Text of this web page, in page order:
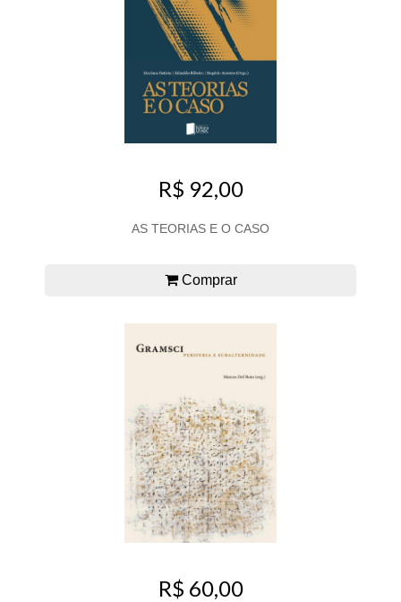
R$ 92,00
AS TEORIAS E O CASO
Comprar
R$ 60,00